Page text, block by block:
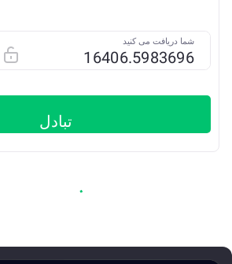
شما دریافت می کنید
تبادل